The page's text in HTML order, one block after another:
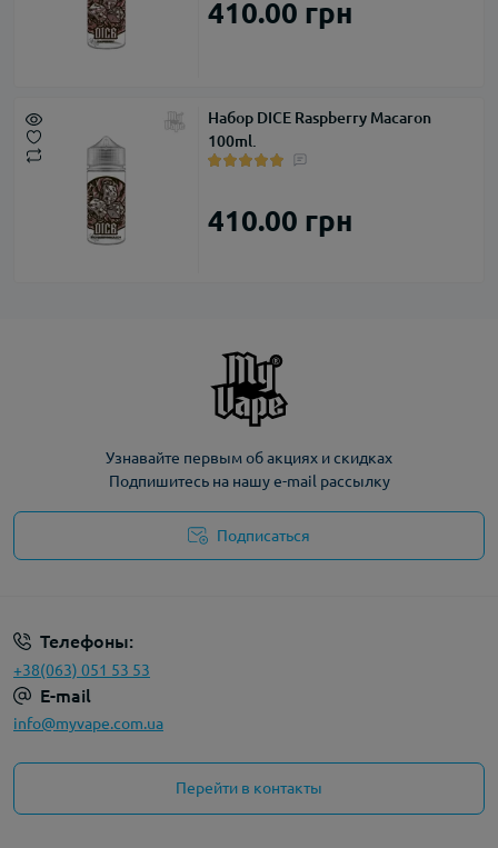
410.00 грн
Набор DICE Raspberry Macaron
100ml.
410.00 грн
Узнавайте первым об акциях и скидках
Подпишитесь на нашу e-mail рассылку
Подписаться
Телефоны:
+38(063) 051 53 53
E-mail
info@myvape.com.ua
Перейти в контакты